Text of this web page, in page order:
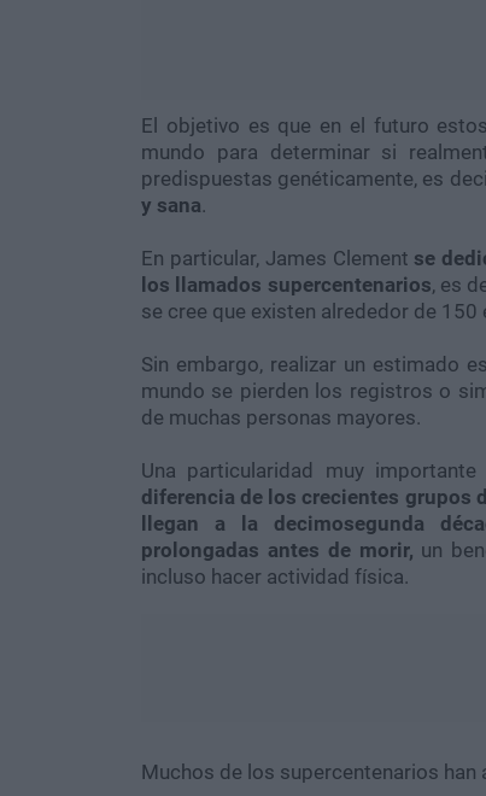
El objetivo es que en el futuro
mundo para determinar si
predispuestas genéticamente, es
y sana.
En particular, James Clement se
los llamados supercentenarios, es
se cree que existen alrededor de 150
Sin embargo, realizar un estimado
mundo se pierden los registros o
de muchas personas mayores.
Una particularidad muy
diferencia de los crecientes grupos
llegan a la decimosegunda
prolongadas antes de morir, un
incluso hacer actividad física.
Muchos de los supercentenarios